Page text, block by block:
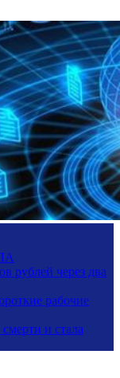
рублей через два
рабочие
и стала